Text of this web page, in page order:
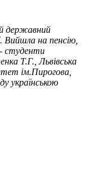
державний
Вийшла на пенсію,
- студенти
Т.Г., Львівська
ім.Пирогова,
українською